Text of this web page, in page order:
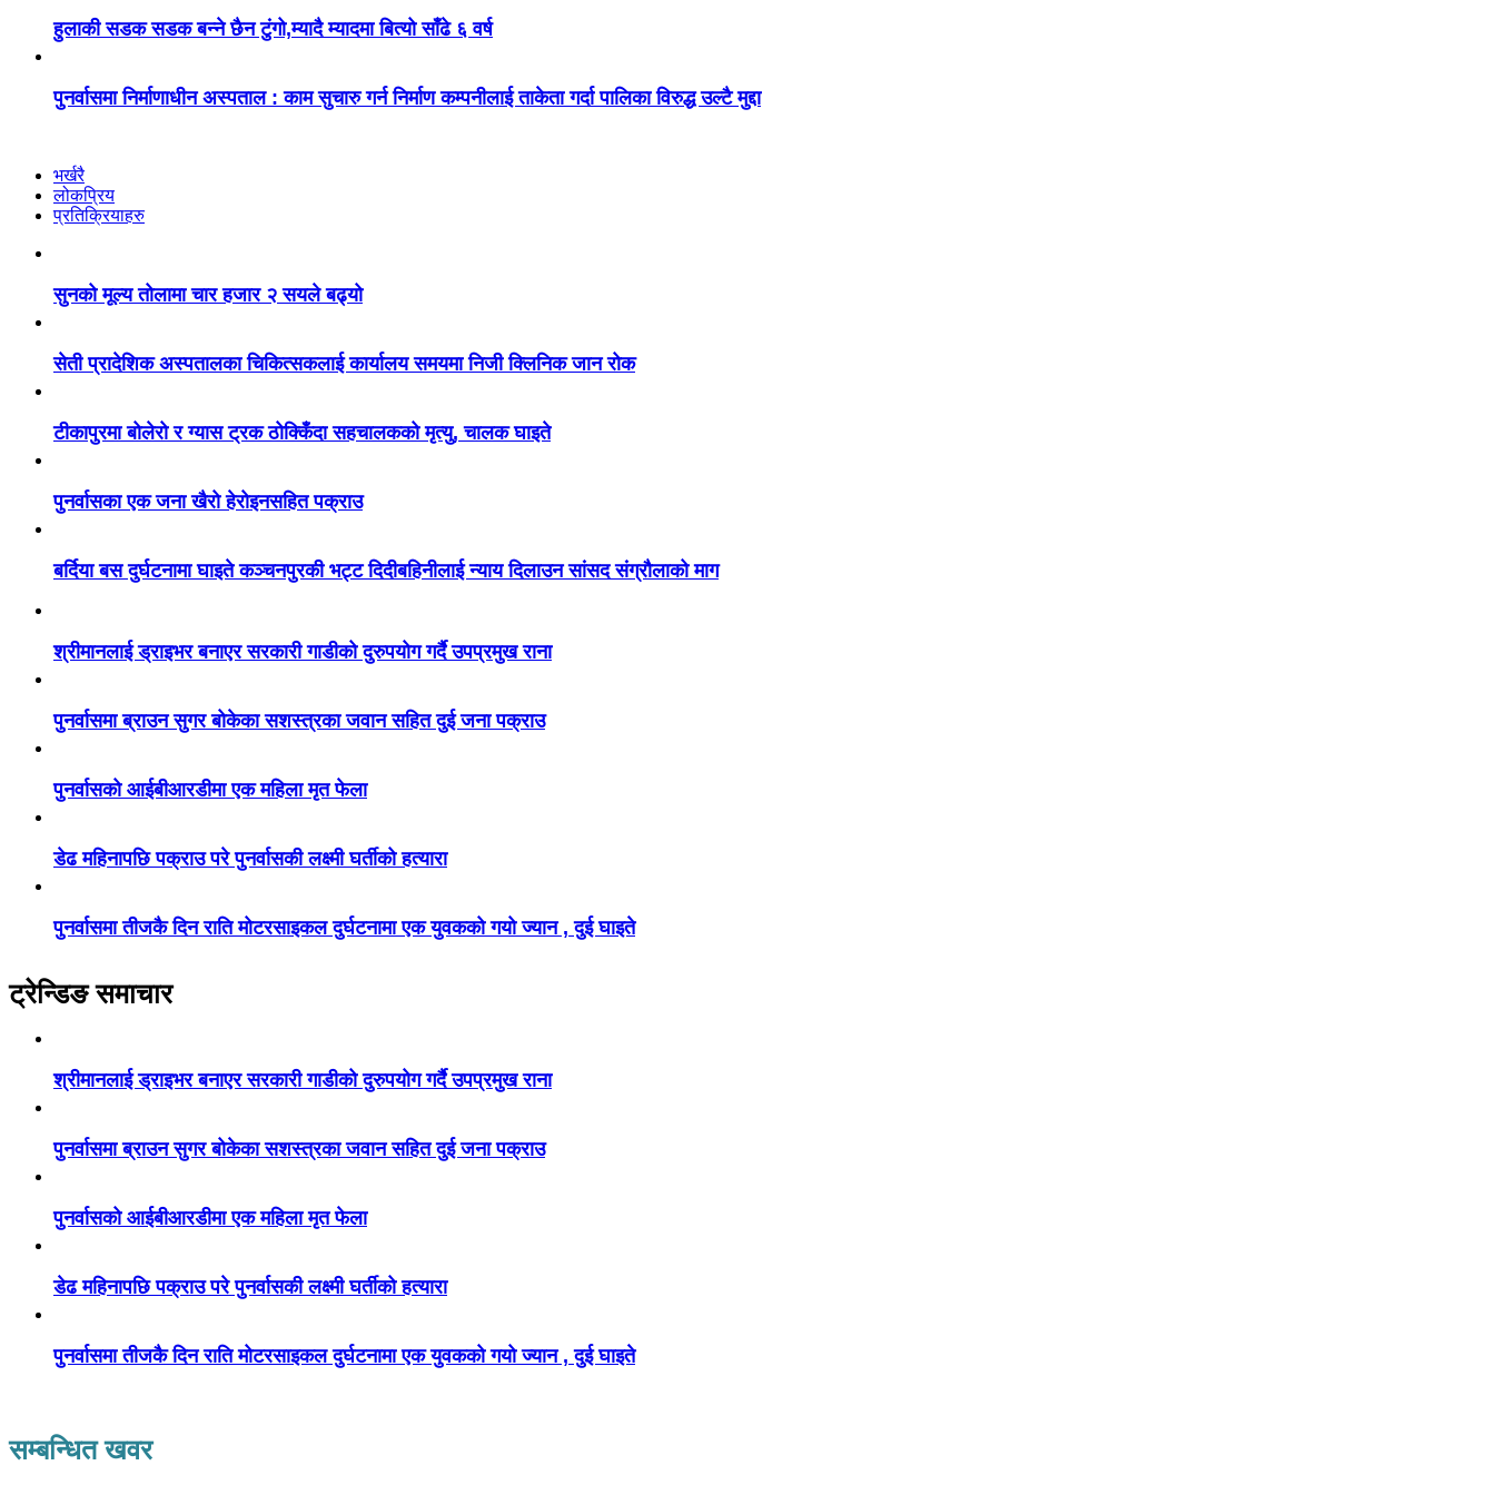
हुलाकी सडक सडक बन्ने छैन टुंगो,म्यादै म्यादमा बित्यो साँढे ६ वर्ष
पुनर्वासमा निर्माणाधीन अस्पताल : काम सुचारु गर्न निर्माण कम्पनीलाई ताकेता गर्दा पालिका विरुद्ध उल्टै मुद्दा
भर्खरै
लोकप्रिय
प्रतिक्रियाहरु
सुनको मूल्य तोलामा चार हजार २ सयले बढ्यो
सेती प्रादेशिक अस्पतालका चिकित्सकलाई कार्यालय समयमा निजी क्लिनिक जान रोक
टीकापुरमा बोलेरो र ग्यास ट्रक ठोक्किँदा सहचालकको मृत्यु, चालक घाइते
पुनर्वासका एक जना खैरो हेरोइनसहित पक्राउ
बर्दिया बस दुर्घटनामा घाइते कञ्चनपुरकी भट्ट दिदीबहिनीलाई न्याय दिलाउन सांसद संग्रौलाको माग
श्रीमानलाई ड्राइभर बनाएर सरकारी गाडीको दुरुपयोग गर्दै उपप्रमुख राना
पुनर्वासमा ब्राउन सुगर बोकेका सशस्त्रका जवान सहित दुई जना पक्राउ
पुनर्वासको आईबीआरडीमा एक महिला मृत फेला
डेढ महिनापछि पक्राउ परे पुनर्वासकी लक्ष्मी घर्तीको हत्यारा
पुनर्वासमा तीजकै दिन राति मोटरसाइकल दुर्घटनामा एक युवकको गयो ज्यान , दुई घाइते
ट्रेन्डिङ समाचार
श्रीमानलाई ड्राइभर बनाएर सरकारी गाडीको दुरुपयोग गर्दै उपप्रमुख राना
पुनर्वासमा ब्राउन सुगर बोकेका सशस्त्रका जवान सहित दुई जना पक्राउ
पुनर्वासको आईबीआरडीमा एक महिला मृत फेला
डेढ महिनापछि पक्राउ परे पुनर्वासकी लक्ष्मी घर्तीको हत्यारा
पुनर्वासमा तीजकै दिन राति मोटरसाइकल दुर्घटनामा एक युवकको गयो ज्यान , दुई घाइते
सम्बन्धित खवर